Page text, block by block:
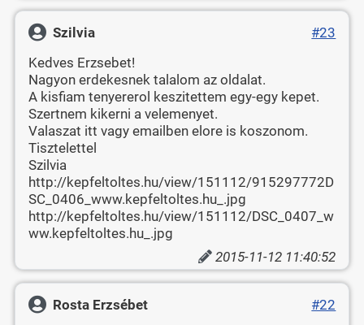
Szilvia
#23
Kedves Erzsebet!
Nagyon erdekesnek talalom az oldalat.
A kisfiam tenyererol keszitettem egy-egy kepet.
Szertnem kikerni a velemenyet.
Valaszat itt vagy emailben elore is koszonom.
Tisztelettel
Szilvia
http://kepfeltoltes.hu/view/151112/915297772D
SC_0406_www.kepfeltoltes.hu_.jpg
http://kepfeltoltes.hu/view/151112/DSC_0407_w
ww.kepfeltoltes.hu_.jpg
2015-11-12 11:40:52
Rosta Erzsébet
#22